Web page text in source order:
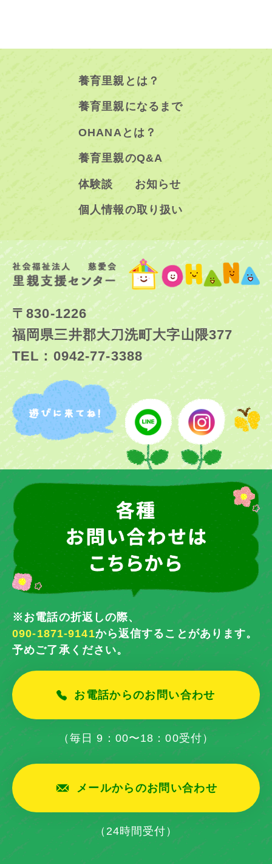
養育里親とは？
養育里親になるまで
OHANAとは？
養育里親のQ&A
体験談 お知らせ
個人情報の取り扱い
〒830-1226
福岡県三井郡大刀洗町大字山隈377
TEL：0942-77-3388
※お電話の折返しの際、
090-1871-9141から返信することがあります。
予めご了承ください。
お電話からのお問い合わせ
（毎日 9：00〜18：00受付）
メールからのお問い合わせ
（24時間受付）